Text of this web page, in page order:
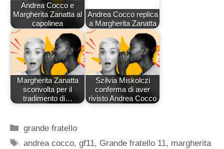
Andrea Cocco e
Margherita Zanatta al
capolinea
Andrea Cocco replica
a Margherita Zanatta
Margherita Zanatta
sconvolta per il
tradimento di…
Szilvia Miskolczi
conferma di aver
rivisto Andrea Cocco
Categorie
grande fratello
Tag
andrea cocco,gf11, Grande fratello 11, margherita